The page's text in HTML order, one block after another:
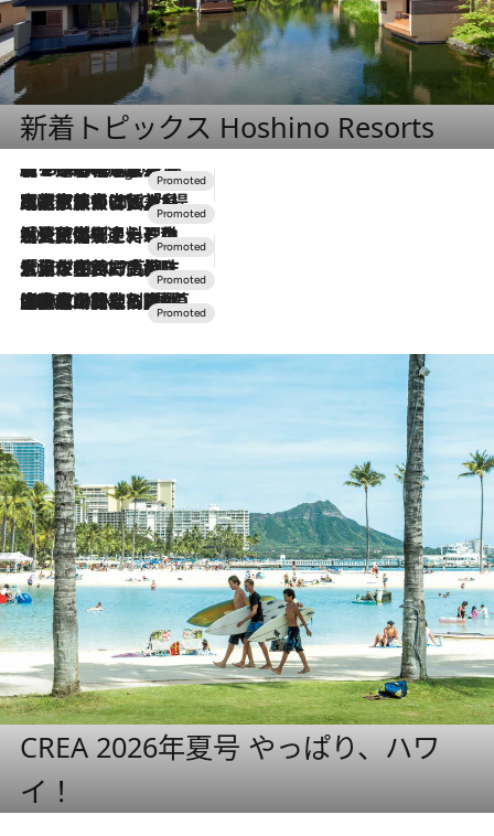
新着トピックス Hoshino Resorts
4 Hours Ago
【トンボの足水浴】ヒノキの香りに包まれて涼感マックス！約13℃の湧水かけ流しを避暑地「星野温泉 トンボの湯」で体験
2026.7.31
【ホテル帰省】という選択肢をOMOが提案。家族とほどよい距離を保つには「昼は実家、夜は気兼ねなくホテルで！」
2026.7.24
【夏限定ディナーコース】旬を迎える稚鮎や花ズッキーニなどをイタリア・トスカーナの郷土料理の手法で満喫！
2026.7.17
「土佐和ハーブかき氷」がOMO7高知に登場！生姜、山椒、大葉など目にも舌にも涼を呼ぶ郷土の味
2026.7.10
NEW OPEN！【界 草津】名湯の地に誕生。趣の異なる2種の温泉と上州ならではの会席・蕎麦割烹など美食を味わう究極の癒やし旅
CREA 2026年夏号 やっぱり、ハワ
イ！